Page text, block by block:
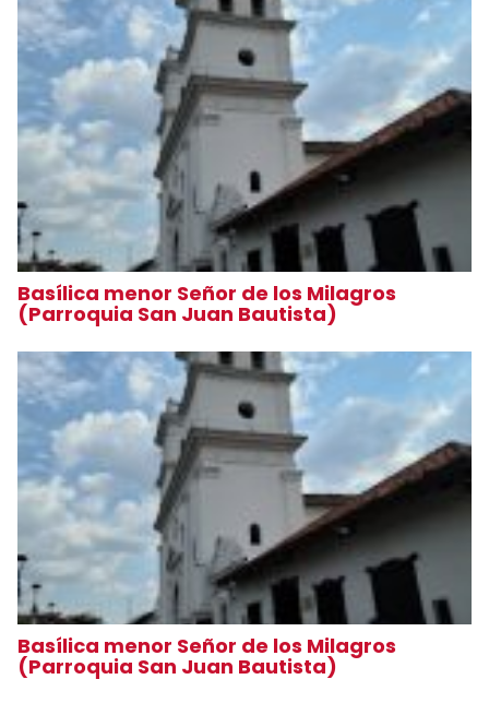
Basílica menor Señor de los Milagros
(Parroquia San Juan Bautista)
Basílica menor Señor de los Milagros
(Parroquia San Juan Bautista)